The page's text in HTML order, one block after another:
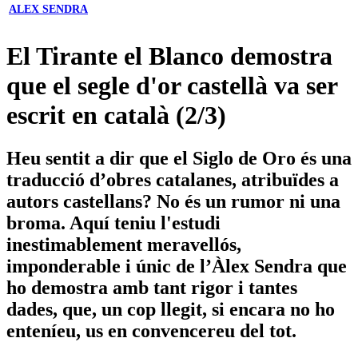
ALEX SENDRA
El Tirante el Blanco demostra
que el segle d'or castellà va ser
escrit en català (2/3)
Heu sentit a dir que el Siglo de Oro és una
traducció d’obres catalanes, atribuïdes a
autors castellans? No és un rumor ni una
broma. Aquí teniu l'estudi
inestimablement meravellós,
imponderable i únic de l’Àlex Sendra que
ho demostra amb tant rigor i tantes
dades, que, un cop llegit, si encara no ho
enteníeu, us en convencereu del tot.